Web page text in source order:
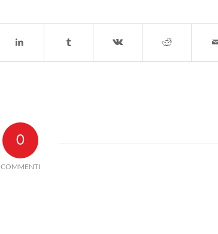
0
COMMENTI